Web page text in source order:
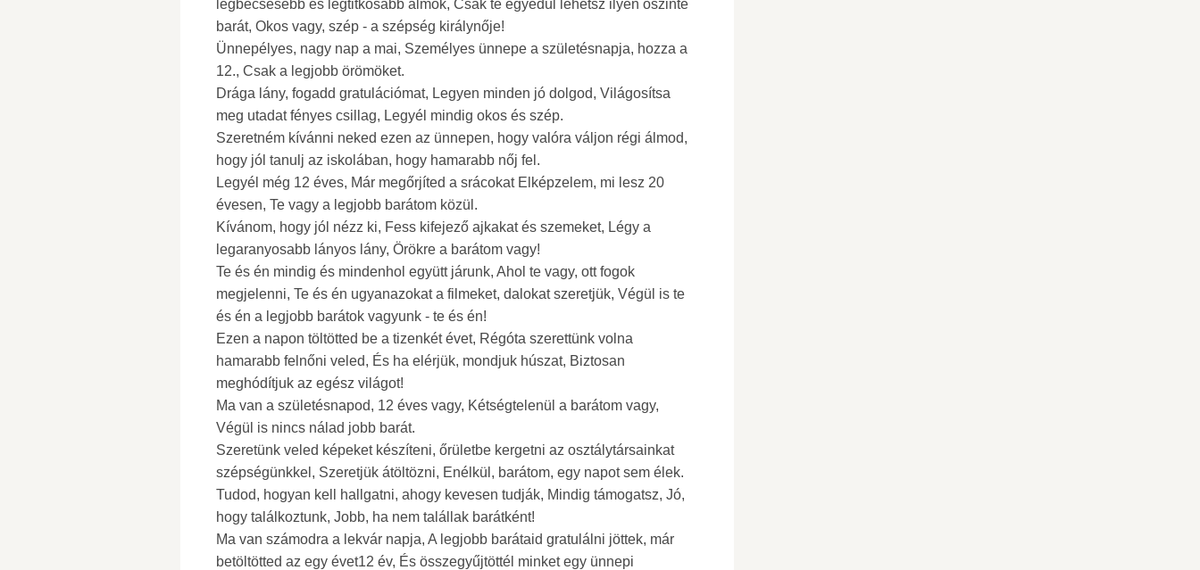
legbecsesebb és legtitkosabb álmok, Csak te egyedül lehetsz ilyen őszinte
barát, Okos vagy, szép - a szépség királynője!
Ünnepélyes, nagy nap a mai, Személyes ünnepe a születésnapja, hozza a
12., Csak a legjobb örömöket.
Drága lány, fogadd gratulációmat, Legyen minden jó dolgod, Világosítsa
meg utadat fényes csillag, Legyél mindig okos és szép.
Szeretném kívánni neked ezen az ünnepen, hogy valóra váljon régi álmod,
hogy jól tanulj az iskolában, hogy hamarabb nőj fel.
Legyél még 12 éves, Már megőrjíted a srácokat Elképzelem, mi lesz 20
évesen, Te vagy a legjobb barátom közül.
Kívánom, hogy jól nézz ki, Fess kifejező ajkakat és szemeket, Légy a
legaranyosabb lányos lány, Örökre a barátom vagy!
Te és én mindig és mindenhol együtt járunk, Ahol te vagy, ott fogok
megjelenni, Te és én ugyanazokat a filmeket, dalokat szeretjük, Végül is te
és én a legjobb barátok vagyunk - te és én!
Ezen a napon töltötted be a tizenkét évet, Régóta szerettünk volna
hamarabb felnőni veled, És ha elérjük, mondjuk húszat, Biztosan
meghódítjuk az egész világot!
Ma van a születésnapod, 12 éves vagy, Kétségtelenül a barátom vagy,
Végül is nincs nálad jobb barát.
Szeretünk veled képeket készíteni, őrületbe kergetni az osztálytársainkat
szépségünkkel, Szeretjük átöltözni, Enélkül, barátom, egy napot sem élek.
Tudod, hogyan kell hallgatni, ahogy kevesen tudják, Mindig támogatsz, Jó,
hogy találkoztunk, Jobb, ha nem talállak barátként!
Ma van számodra a lekvár napja, A legjobb barátaid gratulálni jöttek, már
betöltötted az egy évet12 év, És összegyűjtöttél minket egy ünnepi